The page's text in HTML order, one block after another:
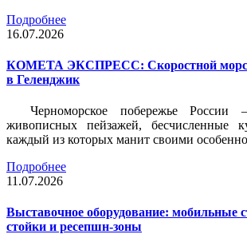
Подробнее
16.07.2026
КОМЕТА ЭКСПРЕСС: Скоростной
в Геленджик
Черноморское побережье России
живописных пейзажей, бесчисленные
каждый из которых манит своими
Подробнее
11.07.2026
Выставочное оборудование: мобильные
стойки и ресепшн-зоны